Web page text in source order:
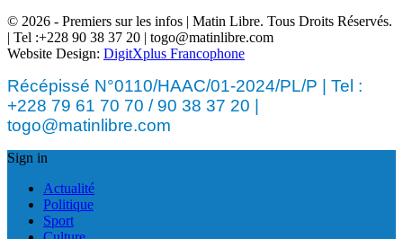
© 2026 - Premiers sur les infos | Matin Libre. Tous Droits Réservés.
| Tel :+228 90 38 37 20 | togo@matinlibre.com
Website Design: DigitXplus Francophone
Récépissé N°0110/HAAC/01-2024/PL/P | Tel :
+228 79 61 70 70 / 90 38 37 20 |
togo@matinlibre.com
Sign in
Actualité
Politique
Sport